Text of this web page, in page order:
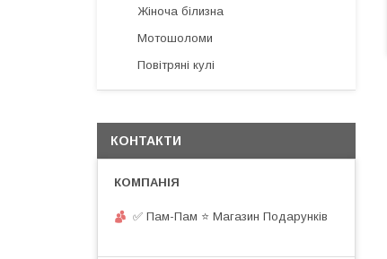
Жіноча білизна
Мотошоломи
Повітряні кулі
КОНТАКТИ
✅ Пам-Пам ⭐ Магазин Подарунків